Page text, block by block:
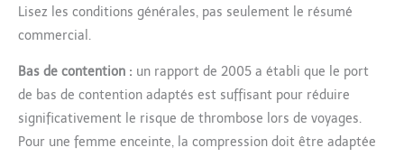
Lisez les conditions générales, pas seulement le résumé
commercial.
Bas de contention : un rapport de 2005 a établi que le port
de bas de contention adaptés est suffisant pour réduire
significativement le risque de thrombose lors de voyages.
Pour une femme enceinte, la compression doit être adaptée